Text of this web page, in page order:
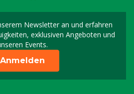
Newsletter an und erfahren
exklusiven Angeboten und
Events.
Melden Sie sich für
Anmelden